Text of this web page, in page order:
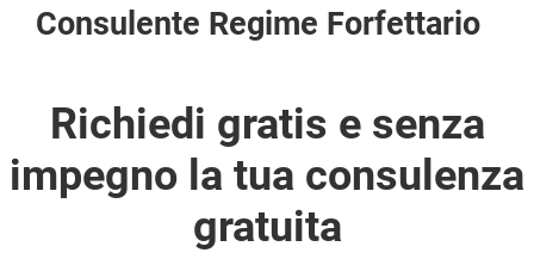
Consulente Regime Forfettario
Richiedi gratis e senza
impegno la tua consulenza
gratuita